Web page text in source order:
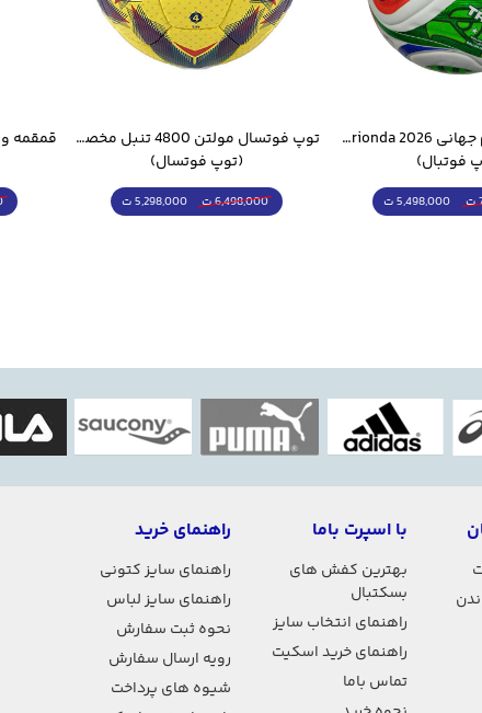
توپ فوتبال جام جهانی 2026 Trionda مشابه اورجینال
فوتبال)
5,498,000 ت
توپ فوتسال مولتن 4800 تنبل مخصوص سالن
(توپ فوتسال)
6,498,000 ت 5,298,000 ت
با اسپرت باما
بهترین کفش های
بسکتبال
راهنمای انتخاب سایز
راهنمای خرید اسکیت
تماس باما
راهنمای خرید
راهنمای سایز کتونی
راهنمای سایز لباس
نحوه ثبت سفارش
رویه ارسال سفارش
شیوه های پرداخت